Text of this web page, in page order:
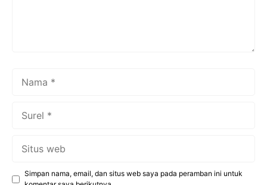
Simpan nama, email, dan situs web saya pada peramban ini untuk